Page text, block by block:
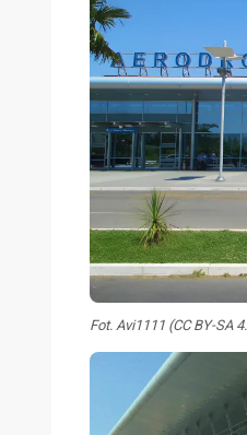
Fot. Avi1111 (CC BY-SA